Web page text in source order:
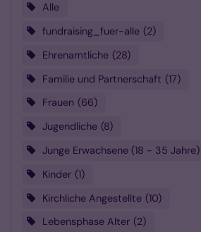
Alle
fundraising_fuer-alle 2
Ehrenamtliche 28
Familie und Partnerschaft 17
Frauen
66
Jugendliche 8
Junge Erwachsene (18 - 35 Jahre)
Kinder 1
Kirchliche Angestellte 10
Lebensphase Alter 2